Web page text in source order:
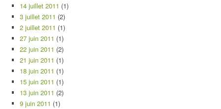
14 juillet 2011 (1)
3 juillet 2011 (2)
2 juillet 2011 (1)
27 juin 2011 (1)
22 juin 2011 (2)
21 juin 2011 (1)
18 juin 2011 (1)
15 juin 2011 (1)
13 juin 2011 (2)
9 juin 2011 (1)